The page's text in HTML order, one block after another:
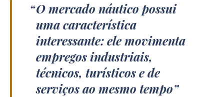
O mercado náutico possui
uma característica
interessante: ele movimenta
empregos industriais,
técnicos, turísticos e de
serviços ao mesmo tempo